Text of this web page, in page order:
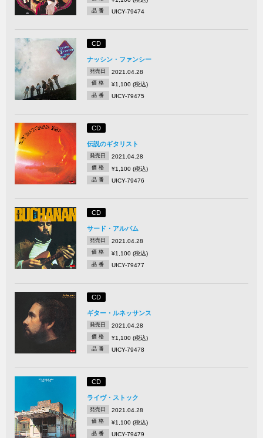
品 番 UICY-79474
CD
ナッシン・ファンシー
発売日 2021.04.28
価 格 ¥1,100 (税込)
品 番 UICY-79475
CD
伝説のギタリスト
発売日 2021.04.28
価 格 ¥1,100 (税込)
品 番 UICY-79476
CD
サード・アルバム
発売日 2021.04.28
価 格 ¥1,100 (税込)
品 番 UICY-79477
CD
ギター・ルネッサンス
発売日 2021.04.28
価 格 ¥1,100 (税込)
品 番 UICY-79478
CD
ライヴ・ストック
発売日 2021.04.28
価 格 ¥1,100 (税込)
品 番 UICY-79479